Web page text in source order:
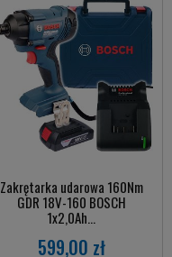
Zakrętarka udarowa 160Nm
GDR 18V-160 BOSCH
1x2,0Ah...
599,00 zł